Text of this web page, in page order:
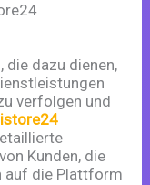
die dazu dienen,
verfolgen und
Kunden, die
auf die Plattform